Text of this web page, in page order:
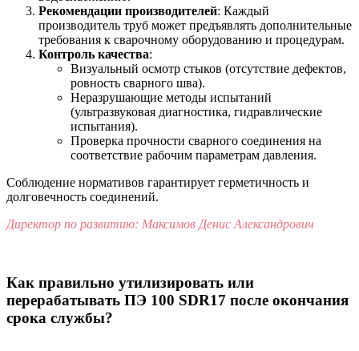
Рекомендации производителей: Каждый
производитель труб может предъявлять дополнительные
требования к сварочному оборудованию и процедурам.
Контроль качества:
Визуальный осмотр стыков (отсутствие дефектов,
ровность сварного шва).
Неразрушающие методы испытаний
(ультразвуковая диагностика, гидравлические
испытания).
Проверка прочности сварного соединения на
соответствие рабочим параметрам давления.
Соблюдение нормативов гарантирует герметичность и
долговечность соединений.
Директор по развитию: Максимов Денис Александрович
Как правильно утилизировать или
перерабатывать ПЭ 100 SDR17 после окончания
срока службы?